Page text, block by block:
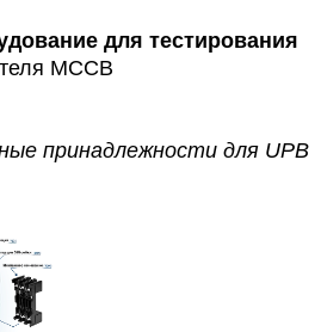
для тестирования
MCCB
принадлежности для UPB